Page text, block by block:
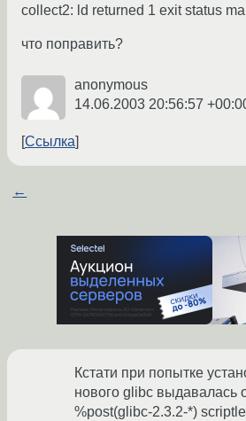
collect2: ld returned 1 exit status
что поправить?
anonymous
14.06.2003 20:56:57
Ссылка
←
Кстати при попытке
нового glibc выдавалась
%post(glibc-2.3.2-*)